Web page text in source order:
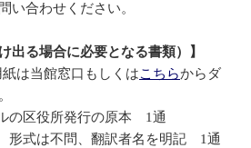
い合わせください。
出る場合に必要となる書類）】
は当館窓口もしくはこちらからダ
の区役所発行の原本 1通
形式は不問、翻訳者名を明記 1通